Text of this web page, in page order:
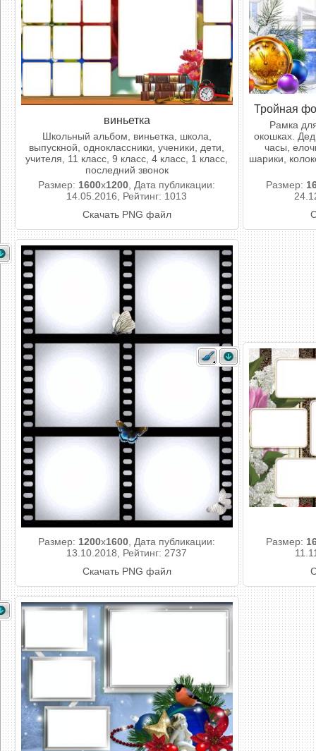
виньетка
Школьный альбом, виньетка, школа,
выпускной, одноклассники, ученики, дети,
учителя, 11 класс, 9 класс, 4 класс, 1 класс,
последний звонок
Размер: 1600x1200 , Дата публикации:
14.05.2016, Рейтинг: 1013
Скачать PNG файл
Тройная
Рамка
окошках.
часы,
шарики,
Размер:
Размер: 1200x1600 , Дата публикации:
13.10.2018, Рейтинг: 2737
Скачать PNG файл
Размер: